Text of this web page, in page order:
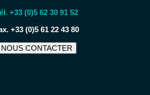
+33 (0)5 62 30 91 52
−
+33 (0)5 61 22 43 80
NOUS CONTACTER